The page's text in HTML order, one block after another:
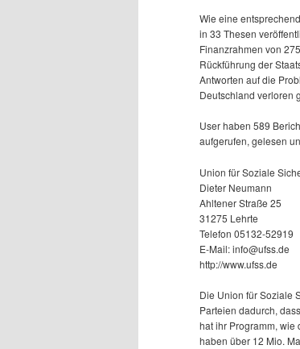
Wie eine
in 33 Thesen
Finanzrahmen von
Rückführung der
Antworten auf die
Deutschland verloren
User haben 589
aufgerufen, gelesen
Union für Soziale
Dieter Neumann
Ahltener Straße 25
31275 Lehrte
Telefon 05132-52919
E-Mail: info@ufss.de
http://www.ufss.de
Die Union für Soziale
Parteien dadurch,
hat ihr Programm, wie
haben über 12 Mio.